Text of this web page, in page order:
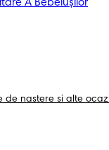
A Bebelușilor
de nastere si alte